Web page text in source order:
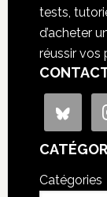
tests,
d’acheter
réussir vos
Catégories